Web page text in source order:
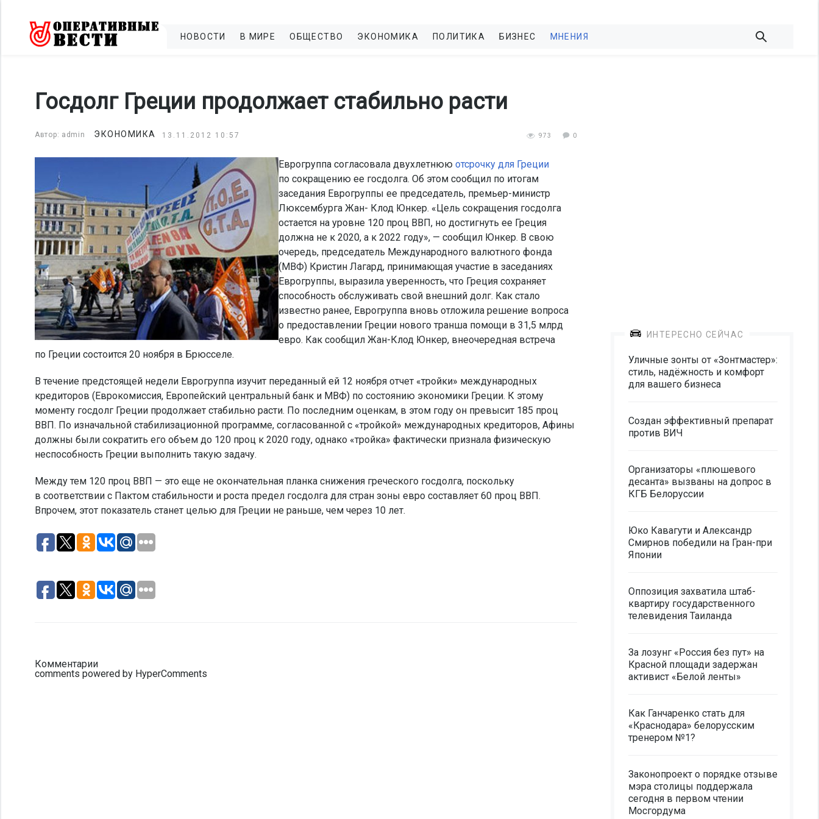
НОВОСТИ В МИРЕ ОБЩЕСТВО ЭКОНОМИКА ПОЛИТИКА БИЗНЕС МНЕНИЯ
Госдолг Греции продолжает стабильно расти
Автор: admin ЭКОНОМИКА 13.11.2012 10:57 973 0
Еврогруппа согласовала двухлетнюю отсрочку для Греции
по сокращению ее госдолга. Об этом сообщил по итогам
заседания Еврогруппы ее председатель, премьер-министр
Люксембурга Жан- Клод Юнкер. «Цель сокращения госдолга
остается на уровне 120 проц ВВП, но достигнуть ее Греция
должна не к 2020, а к 2022 году», — сообщил Юнкер. В свою
очередь, председатель Международного валютного фонда
(МВФ) Кристин Лагард, принимающая участие в заседаниях
Еврогруппы, выразила уверенность, что Греция сохраняет
способность обслуживать свой внешний долг. Как стало
известно ранее, Еврогруппа вновь отложила решение вопроса
о предоставлении Греции нового транша помощи в 31,5 млрд
евро. Как сообщил Жан-Клод Юнкер, внеочередная встреча
по Греции состоится 20 ноября в Брюсселе.
В течение предстоящей недели Еврогруппа изучит переданный ей 12 ноября отчет «тройки» международных
кредиторов (Еврокомиссия, Европейский центральный банк и МВФ) по состоянию экономики Греции. К этому
моменту госдолг Греции продолжает стабильно расти. По последним оценкам, в этом году он превысит 185 проц
ВВП. По изначальной стабилизационной программе, согласованной с «тройкой» международных кредиторов, Афины
должны были сократить его объем до 120 проц к 2020 году, однако «тройка» фактически признала физическую
неспособность Греции выполнить такую задачу.
Между тем 120 проц ВВП — это еще не окончательная планка снижения греческого госдолга, поскольку
в соответствии с Пактом стабильности и роста предел госдолга для стран зоны евро составляет 60 проц ВВП.
Впрочем, этот показатель станет целью для Греции не раньше, чем через 10 лет.
Комментарии
comments powered by HyperComments
ИНТЕРЕСНО СЕЙЧАС
Уличные зонты от «Зонтмастер»:
стиль, надёжность и комфорт
для вашего бизнеса
Создан эффективный препарат
против ВИЧ
Организаторы «плюшевого
десанта» вызваны на допрос в
КГБ Белоруссии
Юко Кавагути и Александр
Смирнов победили на Гран-при
Японии
Оппозиция захватила штаб-
квартиру государственного
телевидения Таиланда
За лозунг «Россия без пут» на
Красной площади задержан
активист «Белой ленты»
Как Ганчаренко стать для
«Краснодара» белорусским
тренером №1?
Законопроект о порядке отзыве
мэра столицы поддержала
сегодня в первом чтении
Мосгордума